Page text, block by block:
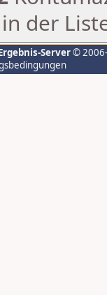
der
Server©